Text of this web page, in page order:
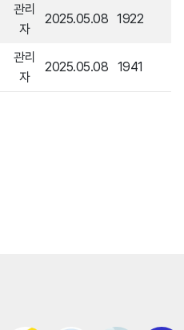
관리
자
2025.05.08 1922
관리
자
2025.05.08 1941